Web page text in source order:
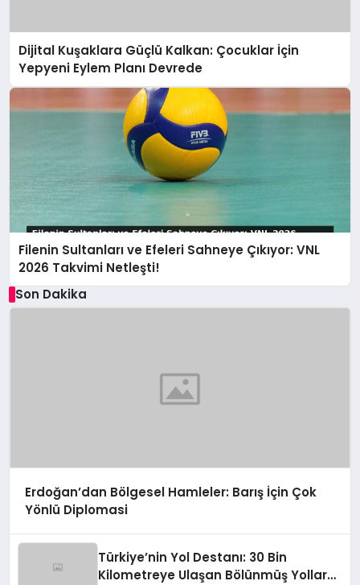
Dijital Kuşaklara Güçlü Kalkan: Çocuklar İçin
Yepyeni Eylem Planı Devrede
Filenin Sultanları ve Efeleri Sahneye Çıkıyor: VNL
2026 Takvimi Netleşti!
Son Dakika
Erdoğan’dan Bölgesel Hamleler: Barış İçin Çok
Yönlü Diplomasi
Türkiye’nin Yol Destanı: 30 Bin
Kilometreye Ulaşan Bölünmüş Yollar